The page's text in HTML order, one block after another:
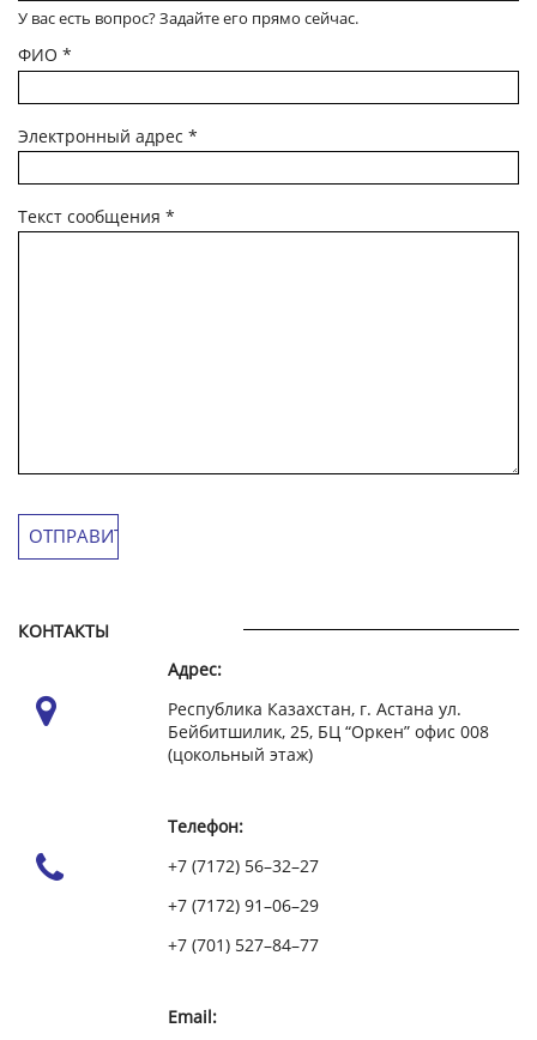
У вас есть вопрос? Задайте его прямо сейчас.
ФИО *
Электронный адрес *
Текст сообщения *
КОНТАКТЫ
Адрес:
Республика Казахстан, г. Астана ул.
Бейбитшилик, 25, БЦ “Оркен” офис 008
(цокольный этаж)
Телефон:
+7 (7172) 56–32–27
+7 (7172) 91–06–29
+7 (701) 527–84–77
Email: